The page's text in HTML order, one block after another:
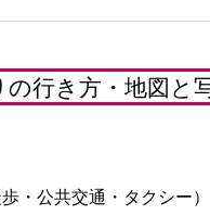
行き方・地図と
・公共交通・タクシー